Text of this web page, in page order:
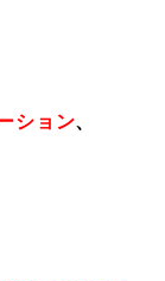
ション、